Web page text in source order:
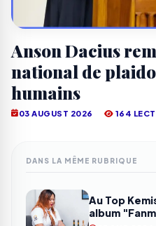
Anson Dacius
national de
humains
03 AUGUST 2026 164
DANS LA MÊME RUBRIQUE
Au Top
album